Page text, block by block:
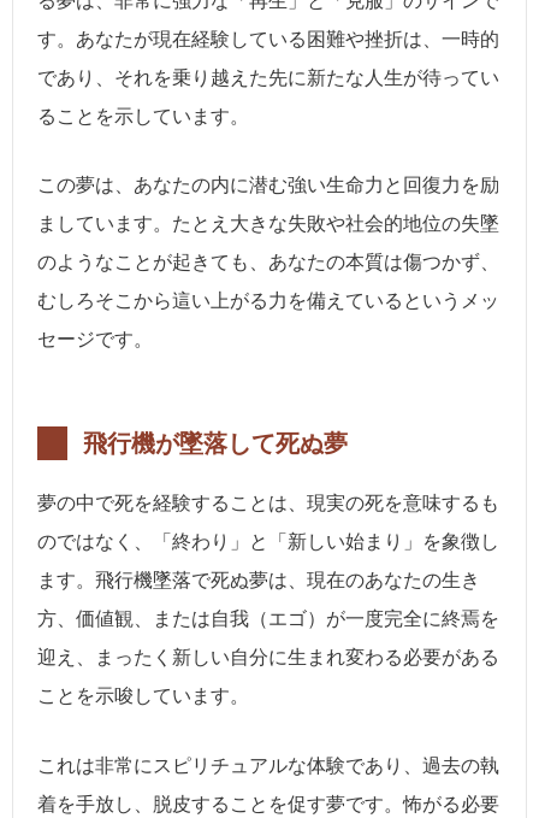
す。あなたが現在経験している困難や挫折は、一時的
であり、それを乗り越えた先に新たな人生が待ってい
ることを示しています。
この夢は、あなたの内に潜む強い生命力と回復力を励
ましています。たとえ大きな失敗や社会的地位の失墜
のようなことが起きても、あなたの本質は傷つかず、
むしろそこから這い上がる力を備えているというメッ
セージです。
飛行機が墜落して死ぬ夢
夢の中で死を経験することは、現実の死を意味するも
のではなく、「終わり」と「新しい始まり」を象徴し
ます。飛行機墜落で死ぬ夢は、現在のあなたの生き
方、価値観、または自我（エゴ）が一度完全に終焉を
迎え、まったく新しい自分に生まれ変わる必要がある
ことを示唆しています。
これは非常にスピリチュアルな体験であり、過去の執
着を手放し、脱皮することを促す夢です。怖がる必要